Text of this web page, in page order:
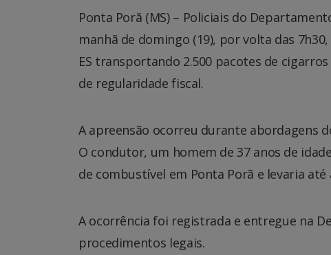
Ponta Porã (MS) – Policiais do
manhã de domingo (19), por volta das
ES transportando 2.500 pacotes de
de regularidade fiscal.
A apreensão ocorreu durante abordagens
O condutor, um homem de 37 anos de
de combustível em Ponta Porã e levaria até
A ocorrência foi registrada e entregue na
procedimentos legais.